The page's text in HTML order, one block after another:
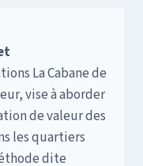
La Cabane de
vise à aborder
de valeur des
les quartiers
dite